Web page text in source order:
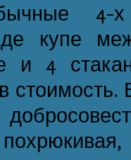
4-х
купе
и 4
стоимость.